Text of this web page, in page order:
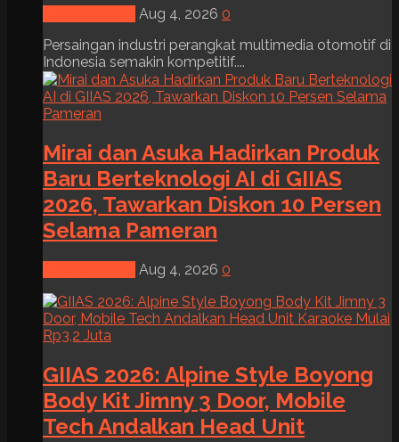
Aug 4, 2026 0
Persaingan industri perangkat multimedia otomotif di
Indonesia semakin kompetitif....
Mirai dan Asuka Hadirkan Produk
Baru Berteknologi AI di GIIAS
2026, Tawarkan Diskon 10 Persen
Selama Pameran
Aug 4, 2026 0
GIIAS 2026: Alpine Style Boyong
Body Kit Jimny 3 Door, Mobile
Tech Andalkan Head Unit